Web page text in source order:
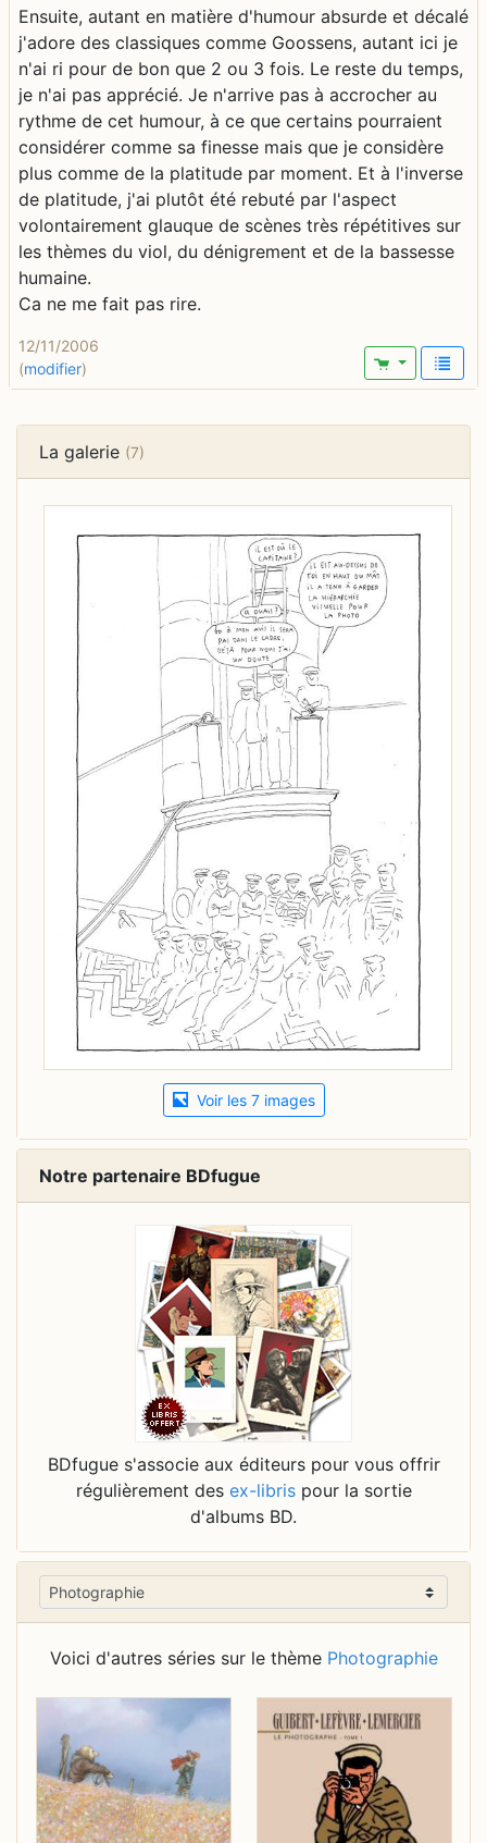
Ensuite, autant en matière d'humour absurde et décalé
j'adore des classiques comme Goossens, autant ici je
n'ai ri pour de bon que 2 ou 3 fois. Le reste du temps,
je n'ai pas apprécié. Je n'arrive pas à accrocher au
rythme de cet humour, à ce que certains pourraient
considérer comme sa finesse mais que je considère
plus comme de la platitude par moment. Et à l'inverse
de platitude, j'ai plutôt été rebuté par l'aspect
volontairement glauque de scènes très répétitives sur
les thèmes du viol, du dénigrement et de la bassesse
humaine.
Ca ne me fait pas rire.
12/11/2006
(modifier)
La galerie (7)
Voir les 7 images
Notre partenaire BDfugue
BDfugue s'associe aux éditeurs pour vous offrir
régulièrement des ex-librispour la sortie
d'albums BD.
Voici d'autres séries sur le thème Photographie